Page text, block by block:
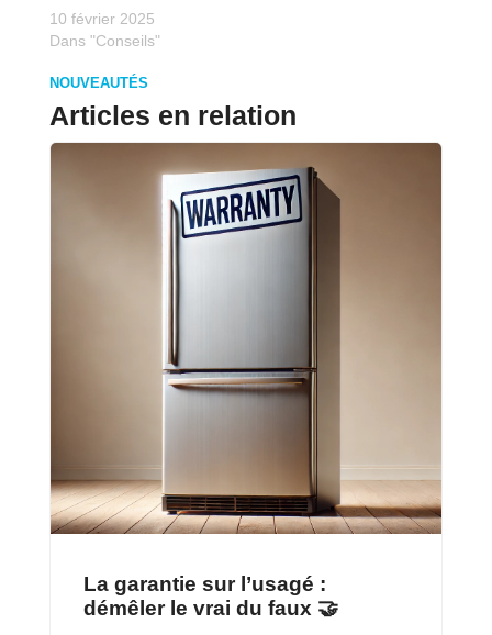
10 février 2025
Dans "Conseils"
NOUVEAUTÉS
Articles en relation
La garantie sur l’usagé :
démêler le vrai du faux 🤝